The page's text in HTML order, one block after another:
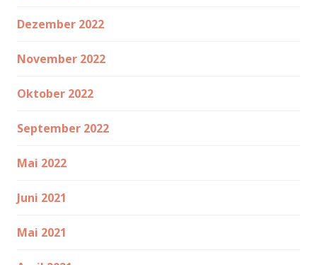
Dezember 2022
November 2022
Oktober 2022
September 2022
Mai 2022
Juni 2021
Mai 2021